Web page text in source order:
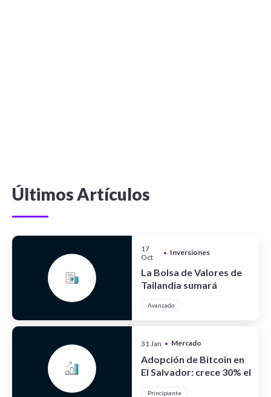
Últimos Artículos
17
Oct
• Inversiones
La Bolsa de Valores de
Tailandia sumará
Avanzado
31 Jan • Mercado
Adopción de Bitcoin en
El Salvador: crece 30% el
Principiante